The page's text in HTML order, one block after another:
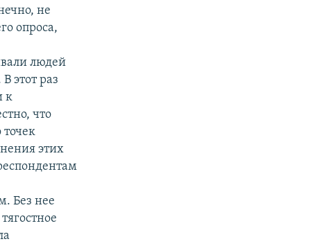
не
опроса,
людей
этот раз
к
что
этих
Без нее